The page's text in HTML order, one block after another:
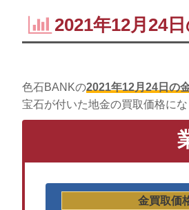
2021年12月24
色石BANKの2021年12月24日の
宝石が付いた地金の買取価格に
金買取価